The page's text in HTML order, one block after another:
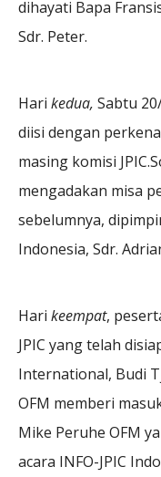
dihayati Bapa
Sdr. Peter.
Hari kedua, Sabtu
diisi dengan
masing komisi
mengadakan misa
sebelumnya,
Indonesia, Sdr.
Hari keempat,
JPIC yang telah
International, Budi
OFM memberi
Mike Peruhe OFM
acara INFO-JPIC